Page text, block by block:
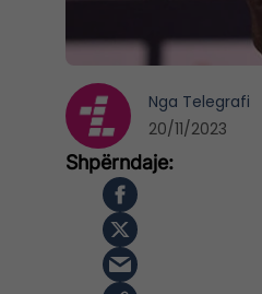
Nga Telegrafi
20/11/2023